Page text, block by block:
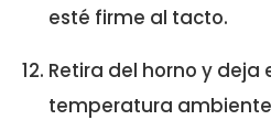
esté firme al tacto.
Retira del horno y deja
temperatura